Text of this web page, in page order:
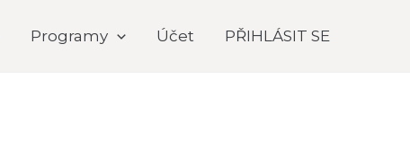
Programy Účet PŘIHLÁSIT SE